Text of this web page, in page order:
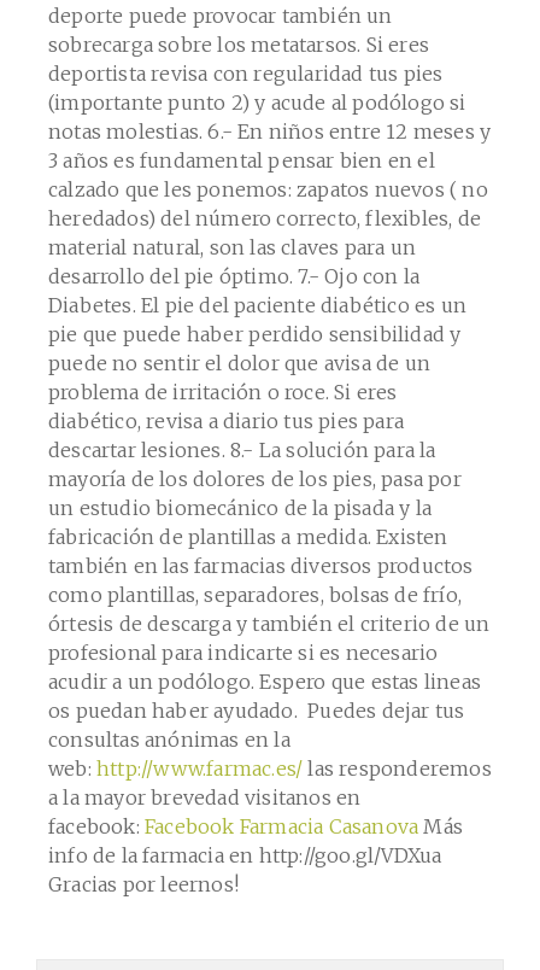
deporte puede provocar también un
sobrecarga sobre los metatarsos. Si eres
deportista revisa con regularidad tus pies
(importante punto 2) y acude al podólogo si
notas molestias. 6.- En niños entre 12 meses y
3 años es fundamental pensar bien en el
calzado que les ponemos: zapatos nuevos ( no
heredados) del número correcto, flexibles, de
material natural, son las claves para un
desarrollo del pie óptimo. 7.- Ojo con la
Diabetes. El pie del paciente diabético es un
pie que puede haber perdido sensibilidad y
puede no sentir el dolor que avisa de un
problema de irritación o roce. Si eres
diabético, revisa a diario tus pies para
descartar lesiones. 8.- La solución para la
mayoría de los dolores de los pies, pasa por
un estudio biomecánico de la pisada y la
fabricación de plantillas a medida. Existen
también en las farmacias diversos productos
como plantillas, separadores, bolsas de frío,
órtesis de descarga y también el criterio de un
profesional para indicarte si es necesario
acudir a un podólogo. Espero que estas lineas
os puedan haber ayudado. Puedes dejar tus
consultas anónimas en la
web: http://www.farmac.es/ las responderemos
a la mayor brevedad visitanos en
facebook: Facebook Farmacia Casanova Más
info de la farmacia en http://goo.gl/VDXua
Gracias por leernos!